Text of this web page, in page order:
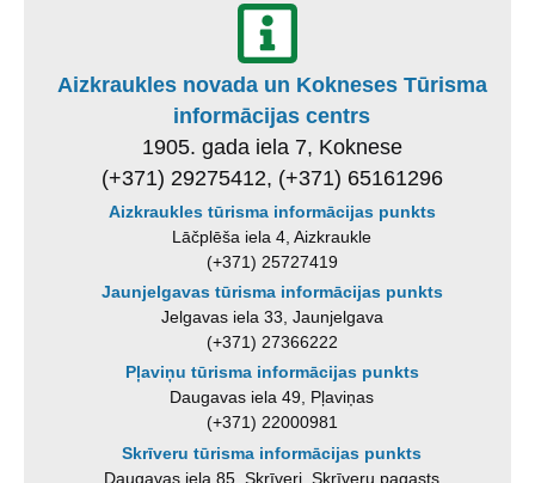
Aizkraukles novada un Kokneses Tūrisma
informācijas centrs
1905. gada iela 7, Koknese
(+371) 29275412, (+371) 65161296
Aizkraukles tūrisma informācijas punkts
Lāčplēša iela 4, Aizkraukle
(+371) 25727419
Jaunjelgavas tūrisma informācijas punkts
Jelgavas iela 33, Jaunjelgava
(+371) 27366222
Pļaviņu tūrisma informācijas punkts
Daugavas iela 49, Pļaviņas
(+371) 22000981
Skrīveru tūrisma informācijas punkts
Daugavas iela 85, Skrīveri, Skrīveru pagasts